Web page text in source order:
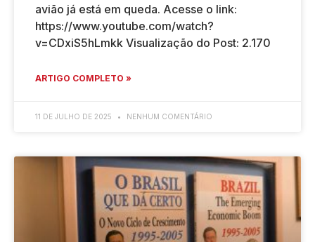
avião já está em queda. Acesse o link:
https://www.youtube.com/watch?
v=CDxiS5hLmkk Visualização do Post: 2.170
ARTIGO COMPLETO »
11 DE JULHO DE 2025 NENHUM COMENTÁRIO